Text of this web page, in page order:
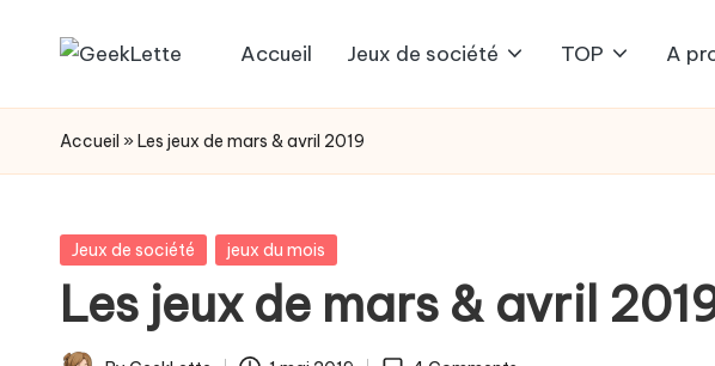
content
G
e
k
L
sur
de
société
Accueil Jeux de société TOP A
Accueil » Les jeux de mars & avril 2019
Posted
Jeux de société jeux du mois
Les jeux de mars & avril